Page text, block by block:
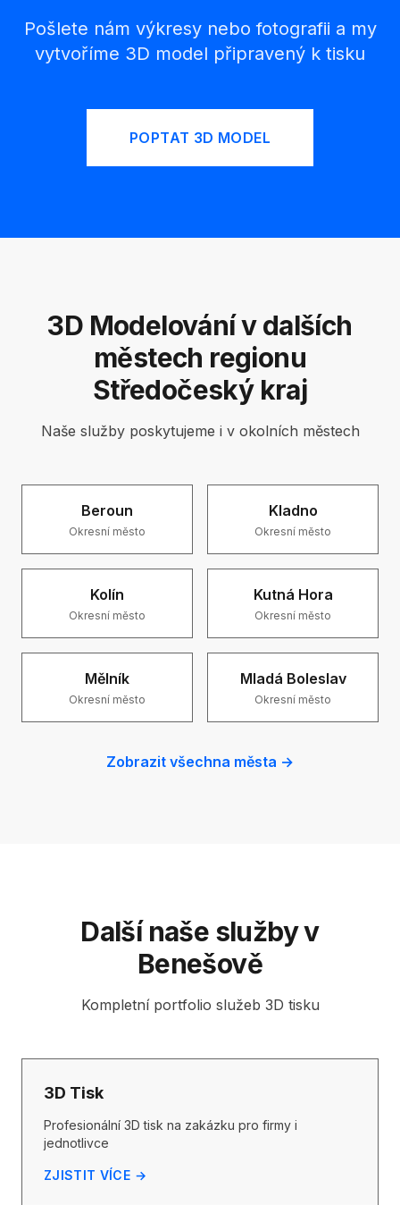
Pošlete nám výkresy nebo fotografii a my
vytvoříme 3D model připravený k tisku
POPTAT 3D MODEL
3D Modelování v dalších
městech regionu
Středočeský kraj
Naše služby poskytujeme i v okolních městech
Beroun
Okresní město
Kladno
Okresní město
Kolín
Okresní město
Kutná Hora
Okresní město
Mělník
Okresní město
Mladá Boleslav
Okresní město
Zobrazit všechna města →
Další naše služby v
Benešově
Kompletní portfolio služeb 3D tisku
3D Tisk
Profesionální 3D tisk na zakázku pro firmy i
jednotlivce
ZJISTIT VÍCE →